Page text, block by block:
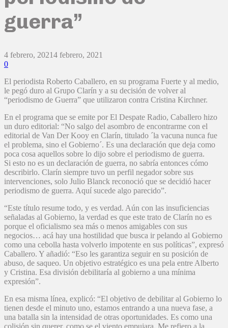
guerra”
4 febrero, 20214 febrero, 2021
0
El periodista Roberto Caballero, en su programa Fuerte y al medio,
le pegó duro al Grupo Clarín y a su decisión de volver al
“periodismo de Guerra” que utilizaron contra Cristina Kirchner.
En el programa que se emite por El Despate Radio, Caballero hizo
un duro editorial: “No salgo del asombro de encontrarme con el
editorial de Van Der Kooy en Clarín, titulado ´la vacuna nunca fue
el problema, sino el Gobierno´. Es una declaración que deja como
poca cosa aquellos sobre lo dijo sobre el periodismo de guerra.
Si esto no es un declaración de guerra, no sabría entonces cómo
describirlo. Clarín siempre tuvo un perfil negador sobre sus
intervenciones, solo Julio Blanck reconoció que se decidió hacer
periodismo de guerra. Aquí sucede algo parecido”.
“Este título resume todo, y es verdad. Aún con las insuficiencias
señaladas al Gobierno, la verdad es que este trato de Clarín no es
porque el oficialismo sea más o menos amigables con sus
negocios… acá hay una hostilidad que busca ir pelando al Gobierno
como una cebolla hasta volverlo impotente en sus políticas”, expresó
Caballero. Y añadió: “Eso les garantiza seguir en su posición de
abuso, de saqueo. Un objetivo estratégico es una pela entre Alberto
y Cristina. Esa división debilitaría al gobierno a una mínima
expresión”.
En esa misma línea, explicó: “El objetivo de debilitar al Gobierno lo
tienen desde el minuto uno, estamos entrando a una nueva fase, a
una batalla sin la intensidad de otras oportunidades. Es como una